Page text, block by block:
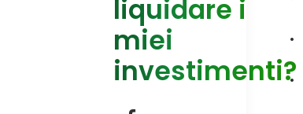
liquidare i
miei
investimenti?